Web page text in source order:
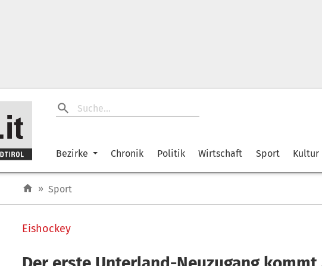
Bezirke Chronik Politik Wirtschaft Sport Kultur
» Sport
Eishockey